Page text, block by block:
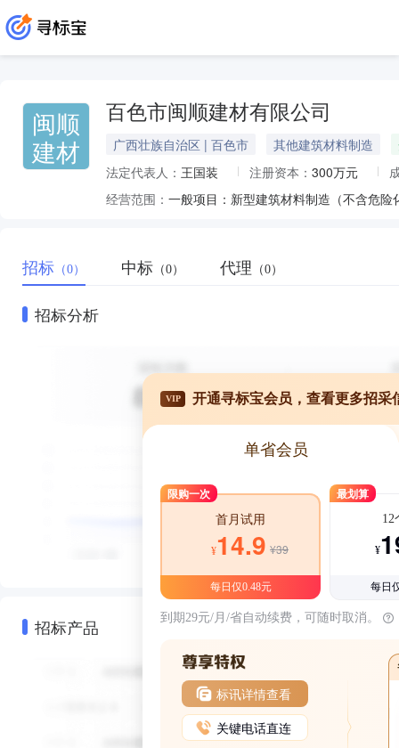
闽顺
建材
百色市闽顺建材有限公司
广西壮族自治区 | 百色市 其他建筑材料制造
法定代表人： 王国装 注册资本： 300万元
经营范围：
招标 （0） 中标 （0） 代理 （0）
招标分析
招标产品
VIP 开通寻标宝会员，查看更多招采
单省会员
限购一次
首月试用
¥14.9 ¥39
每日仅0.48元
最划算
12
¥
每日
到期29元/月/省自动续费，可随时取消。
标讯详情查看
关键电话直连